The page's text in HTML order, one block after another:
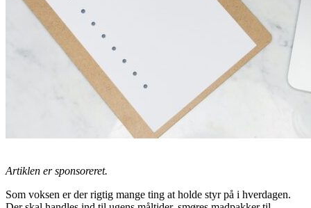
Artiklen er sponsoreret.
Som voksen er der rigtig mange ting at holde styr på i hverdagen.